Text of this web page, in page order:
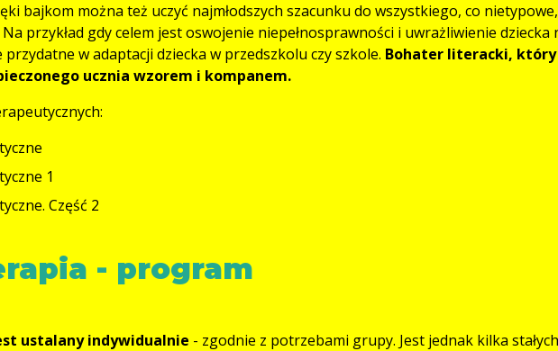
bajkom można też uczyć najmłodszych szacunku do wszystkiego, co
przykład gdy celem jest oswojenie niepełnosprawności i uwrażliwienie dziecka
w adaptacji dziecka w przedszkolu czy szkole. Bohater literacki,
ucznia wzorem i kompanem.
1
Część 2
- program
ustalany indywidualnie - zgodnie z potrzebami grupy. Jest jednak kilka